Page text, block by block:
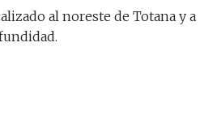
al noreste de Totana y a